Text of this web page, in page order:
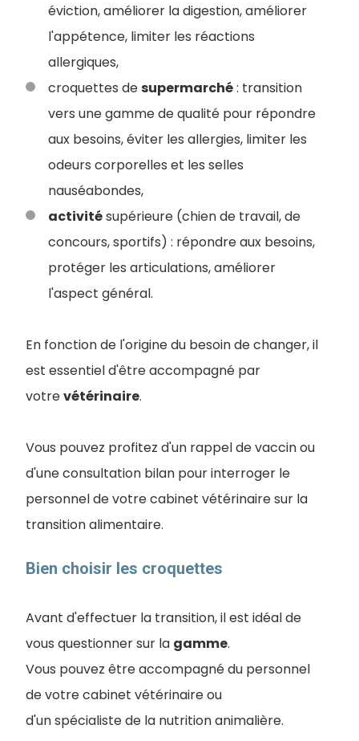
éviction, améliorer la digestion, améliorer
l'appétence, limiter les réactions
allergiques,
croquettes desupermarché: transition
vers une gamme de qualité pour répondre
aux besoins, éviter les allergies, limiter les
odeurs corporelles et les selles
nauséabondes,
activitésupérieure (chien de travail, de
concours, sportifs) : répondre aux besoins,
protéger les articulations, améliorer
l'aspect général.
En fonction de l'origine du besoin de changer, il
est essentiel d'être accompagné par
votrevétérinaire.
Vous pouvez profitez d'un rappel de vaccin ou
d'une consultation bilan pour interroger le
personnel de votre cabinet vétérinaire sur la
transition alimentaire.
Bien choisir les croquettes
Avant d'effectuer la transition, il est idéal de
vous questionner sur la gamme.
Vous pouvez être accompagné du personnel
de votre cabinet vétérinaire ou
d'un spécialiste de la nutrition animalière.